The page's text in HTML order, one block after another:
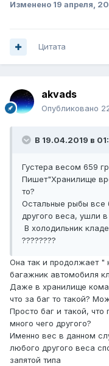
Изменено 19 апреля,
Цитата
akvads
Опубликовано
В 19.04.2019 в
Густера весом 659
Пишет"Хранилище
то?
Остальные рыбы все
другого веса, ушли
В холодильник
????????
Она так и продолжает "
багажник автомобиля
Даже в хранилище
что за баг то такой?
Просто баг и такой, что
много чего другого?
Именно вес в данном
любого другого веса
запятой типа